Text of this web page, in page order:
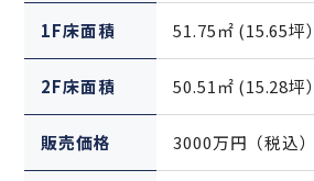
1F床面積 51.75㎡ (15.65坪）
2F床面積 50.51㎡ (15.28坪）
販売価格 3000万円（税込）